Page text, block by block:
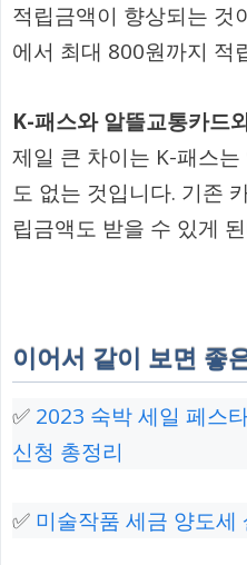
적립금액이 향상되는 것
에서 최대 800원까지 적
K-패스와 알뜰교통카드
제일 큰 차이는 K-패스
도 없는 것입니다. 기존
립금액도 받을 수 있게
이어서 같이 보면 좋
✅ 2023 숙박 세일 페스
신청 총정리
✅ 미술작품 세금 양도세